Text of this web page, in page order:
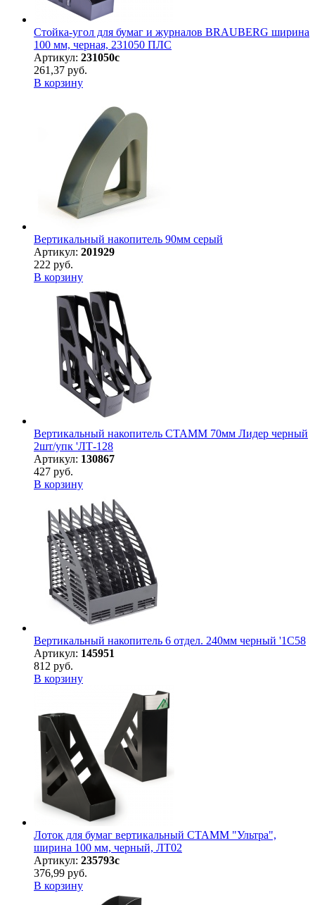
Стойка-угол для бумаг и журналов BRAUBERG ширина
100 мм, черная, 231050 ПЛС
Артикул: 231050с
261,37 руб.
В корзину
Вертикальный накопитель 90мм серый
Артикул: 201929
222 руб.
В корзину
Вертикальный накопитель СТАММ 70мм Лидер черный
2шт/упк 'ЛТ-128
Артикул: 130867
427 руб.
В корзину
Вертикальный накопитель 6 отдел. 240мм черный '1C58
Артикул: 145951
812 руб.
В корзину
Лоток для бумаг вертикальный СТАММ "Ультра",
ширина 100 мм, черный, ЛТ02
Артикул: 235793с
376,99 руб.
В корзину